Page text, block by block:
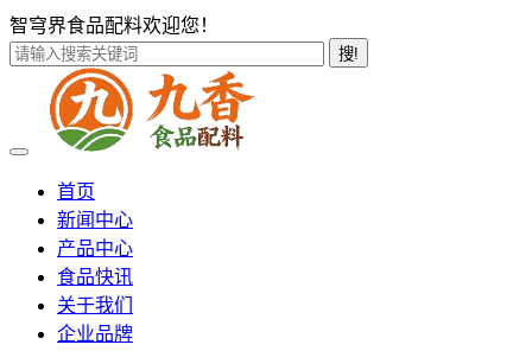
智穹界食品配料欢迎您！
搜!
首页
新闻中心
产品中心
食品快讯
关于我们
企业品牌